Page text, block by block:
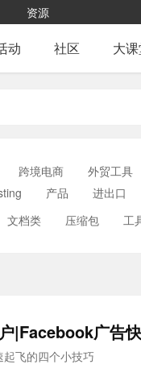
资源
动 社区 大
跨境电商 外贸工具
产品 进出口
文档类 压缩包 工
|Facebook广告
飞的四个小技巧